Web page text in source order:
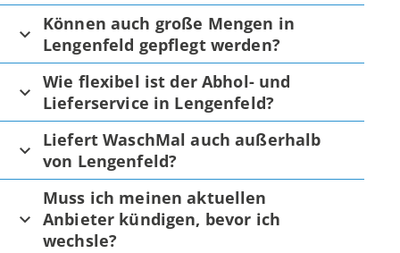
Können auch große Mengen in
Lengenfeld gepflegt werden?
Wie flexibel ist der Abhol- und
Lieferservice in Lengenfeld?
Liefert WaschMal auch außerhalb
von Lengenfeld?
Muss ich meinen aktuellen
Anbieter kündigen, bevor ich
wechsle?